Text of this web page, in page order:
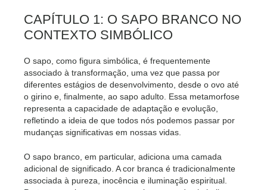
CAPÍTULO 1: O SAPO BRANCO NO
CONTEXTO SIMBÓLICO
O sapo, como figura simbólica, é frequentemente
associado à transformação, uma vez que passa por
diferentes estágios de desenvolvimento, desde o ovo até
o girino e, finalmente, ao sapo adulto. Essa metamorfose
representa a capacidade de adaptação e evolução,
refletindo a ideia de que todos nós podemos passar por
mudanças significativas em nossas vidas.
O sapo branco, em particular, adiciona uma camada
adicional de significado. A cor branca é tradicionalmente
associada à pureza, inocência e iluminação espiritual.